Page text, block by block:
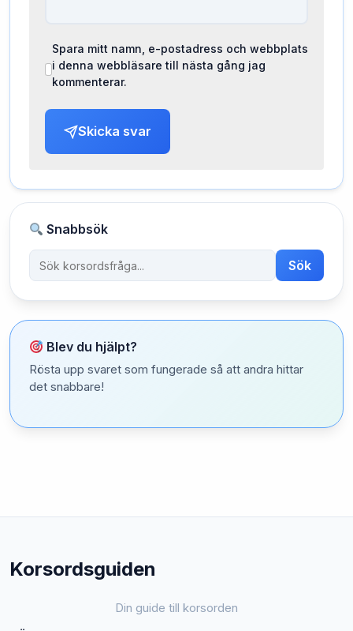
Spara mitt namn, e-postadress och webbplats
i denna webbläsare till nästa gång jag
kommenterar.
Skicka svar
Snabbsök
Sök
Blev du hjälpt?
Rösta upp svaret som fungerade så att andra hittar
det snabbare!
Korsordsguiden
Din guide till korsorden